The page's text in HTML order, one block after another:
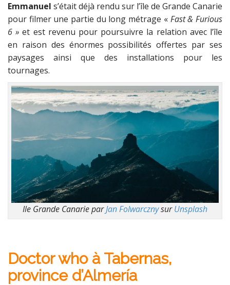
Emmanuel s’était déjà rendu sur l’île de Grande Canarie
pour filmer une partie du long métrage « Fast & Furious
6 »et est revenu pour poursuivre la relation avec l’île
en raison des énormes possibilités offertes par ses
paysages ainsi que des installations pour les
tournages.
Ile Grande Canarie parJan FolwarcznysurUnsplash
Doctor who à Tabernas,
province d’Almería